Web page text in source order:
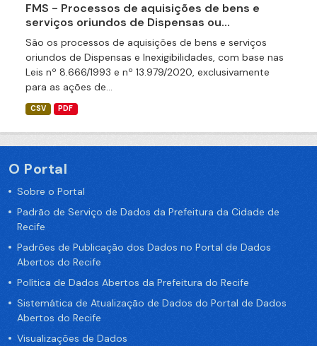
FMS - Processos de aquisições de bens e
serviços oriundos de Dispensas ou...
São os processos de aquisições de bens e serviços
oriundos de Dispensas e Inexigibilidades, com base nas
Leis nº 8.666/1993 e nº 13.979/2020, exclusivamente
para as ações de...
CSV PDF
O Portal
Sobre o Portal
Padrão de Serviço de Dados da Prefeitura da Cidade de
Recife
Padrões de Publicação dos Dados no Portal de Dados
Abertos do Recife
Política de Dados Abertos da Prefeitura do Recife
Sistemática de Atualização de Dados do Portal de Dados
Abertos do Recife
Visualizações de Dados